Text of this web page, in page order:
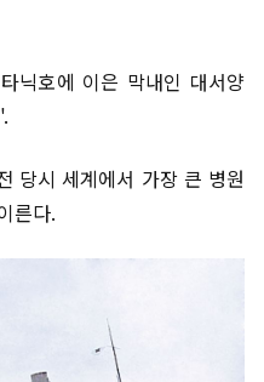
닉호에 이은 막내인 대서양
당시 세계에서 가장 큰 병원
른다.